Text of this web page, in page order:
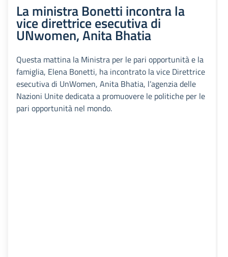
La ministra Bonetti incontra la
vice direttrice esecutiva di
UNwomen, Anita Bhatia
Questa mattina la Ministra per le pari opportunità e la
famiglia, Elena Bonetti, ha incontrato la vice Direttrice
esecutiva di UnWomen, Anita Bhatia, l’agenzia delle
Nazioni Unite dedicata a promuovere le politiche per le
pari opportunità nel mondo.